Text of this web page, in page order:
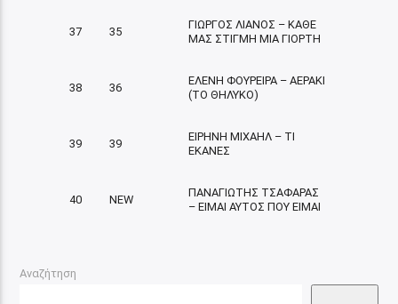
37 35
ΓΙΩΡΓΟΣ ΛΙΑΝΟΣ – ΚΑΘΕ
ΜΑΣ ΣΤΙΓΜΗ ΜΙΑ ΓΙΟΡΤΗ
38 36
ΕΛΕΝΗ ΦΟΥΡΕΙΡΑ – ΑΕΡΑΚΙ
(ΤΟ ΘΗΛΥΚΟ)
39 39
ΕΙΡΗΝΗ ΜΙΧΑΗΛ – ΤΙ
ΕΚΑΝΕΣ
40 NEW
ΠΑΝΑΓΙΩΤΗΣ ΤΣΑΦΑΡΑΣ
– ΕΙΜΑΙ ΑΥΤΟΣ ΠΟΥ ΕΙΜΑΙ
Αναζήτηση